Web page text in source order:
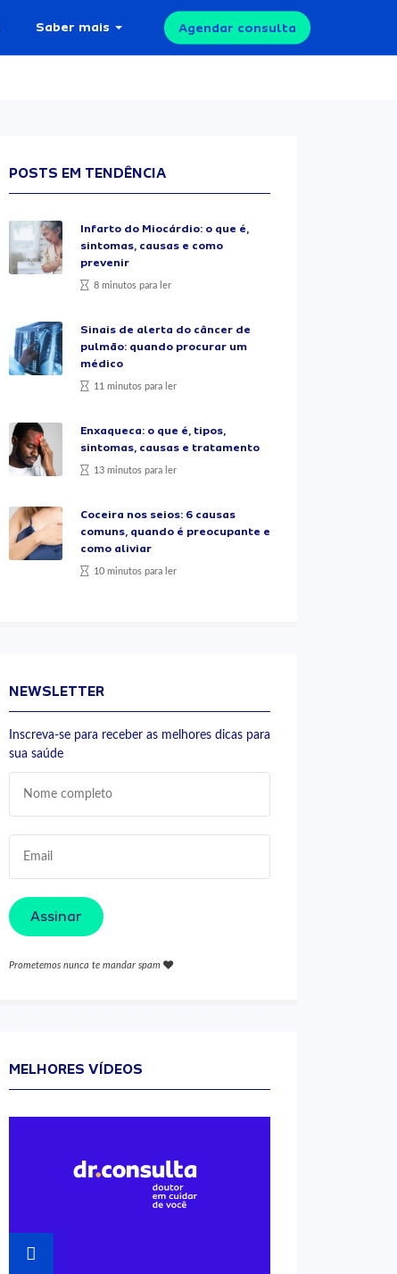
Saber mais Agendar consulta
POSTS EM TENDÊNCIA
Infarto do Miocárdio: o que é,
sintomas, causas e como
prevenir
8 minutos para ler
Sinais de alerta do câncer de
pulmão: quando procurar um
médico
11 minutos para ler
Enxaqueca: o que é, tipos,
sintomas, causas e tratamento
13 minutos para ler
Coceira nos seios: 6 causas
comuns, quando é preocupante e
como aliviar
10 minutos para ler
NEWSLETTER
Inscreva-se para receber as melhores dicas para
sua saúde
Assinar
Prometemos nunca te mandar spam
MELHORES VÍDEOS